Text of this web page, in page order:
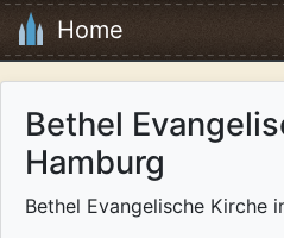
Home
Bethel
Hamburg
Bethel Evangelische Kirche